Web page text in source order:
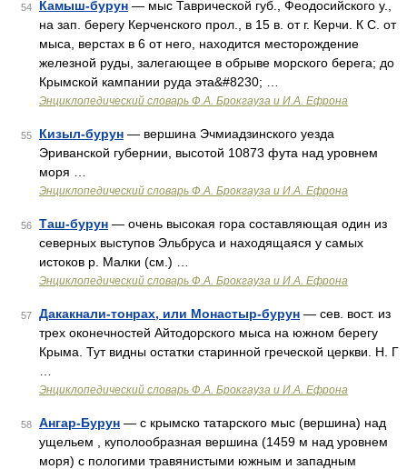
54 Камыш-бурун — мыс Таврической губ., Феодосийского у.,
на зап. берегу Керченского прол., в 15 в. от г. Керчи. К С. от
мыса, верстах в 6 от него, находится месторождение
железной руды, залегающее в обрыве морского берега; до
Крымской кампании руда эта&#8230; …
Энциклопедический словарь Ф.А. Брокгауза и И.А. Ефрона
55 Кизыл-бурун — вершина Эчмиадзинского уезда
Эриванской губернии, высотой 10873 фута над уровнем
моря …
Энциклопедический словарь Ф.А. Брокгауза и И.А. Ефрона
56 Таш-бурун — очень высокая гора составляющая один из
северных выступов Эльбруса и находящаяся у самых
истоков р. Малки (см.) …
Энциклопедический словарь Ф.А. Брокгауза и И.А. Ефрона
57 Дакакнали-тонрах, или Монастыр-бурун — сев. вост. из
трех оконечностей Айтодорского мыса на южном берегу
Крыма. Тут видны остатки старинной греческой церкви. Н. Г
Энциклопедический словарь Ф.А. Брокгауза и И.А. Ефрона
58 Ангар-Бурун — с крымско татарского мыс (вершина) над
ущельем , куполообразная вершина (1459 м над уровнем
моря) с пологими травянистыми южным и западным